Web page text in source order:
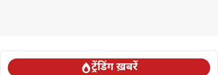
ट्रेंडिंग ख़बरें